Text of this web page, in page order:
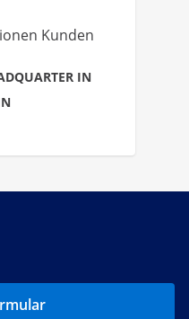
Kunden
IN